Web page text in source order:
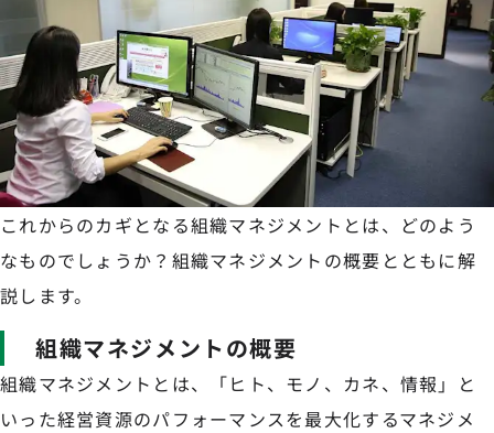
これからのカギとなる組織マネジメントとは、どのよう
なものでしょうか？組織マネジメントの概要とともに解
説します。
組織マネジメントの概要
組織マネジメントとは、「ヒト、モノ、カネ、情報」と
いった経営資源のパフォーマンスを最大化するマネジメ